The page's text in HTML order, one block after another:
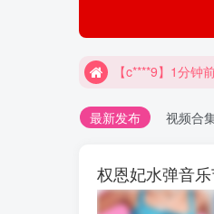
【c****9】1分钟
最新发布 视频合